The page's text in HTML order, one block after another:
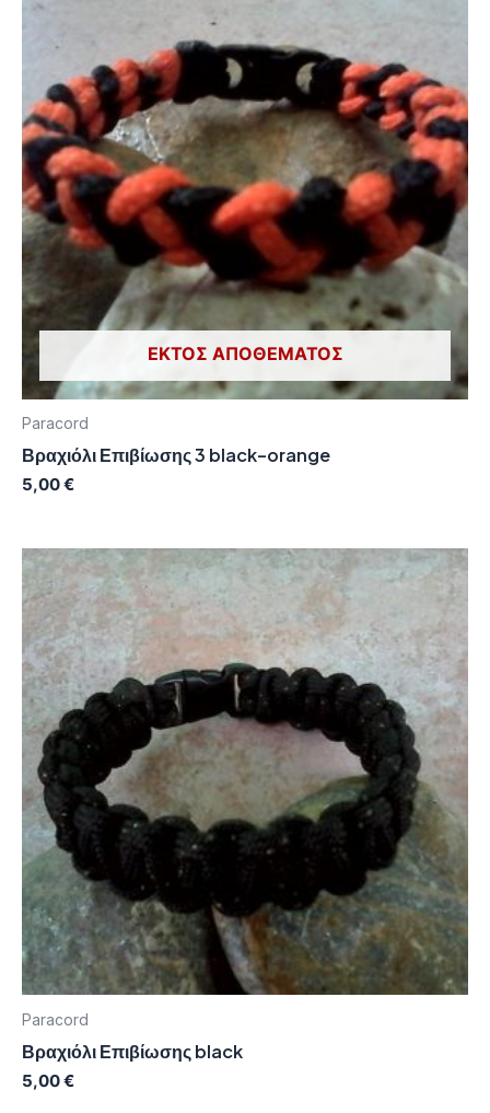
ΕΚΤΌΣ ΑΠΟΘΈΜΑΤΟΣ
Paracord
Βραχιόλι Επιβίωσης 3 black-orange
5,00€
Paracord
Βραχιόλι Επιβίωσης black
5,00€